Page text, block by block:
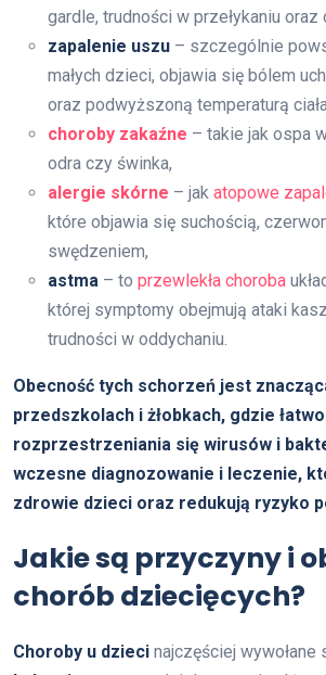
gardle, trudności w przełykaniu oraz
zapalenie uszu – szczególnie
małych dzieci, objawia się bólem
oraz podwyższoną temperaturą
choroby zakaźne – takie jak ospa
odra czy świnka,
alergie skórne – jak atopowe
które objawia się suchością,
swędzeniem,
astma – to przewlekła choroba
której symptomy obejmują ataki
trudności w oddychaniu.
Obecność tych schorzeń jest
przedszkolach i żłobkach, gdzie
rozprzestrzeniania się wirusów i
wczesne diagnozowanie i leczenie,
zdrowie dzieci oraz redukują ryzyko
Jakie są przyczyny i
chorób dziecięcych?
Choroby u dzieci najczęściej wywołane